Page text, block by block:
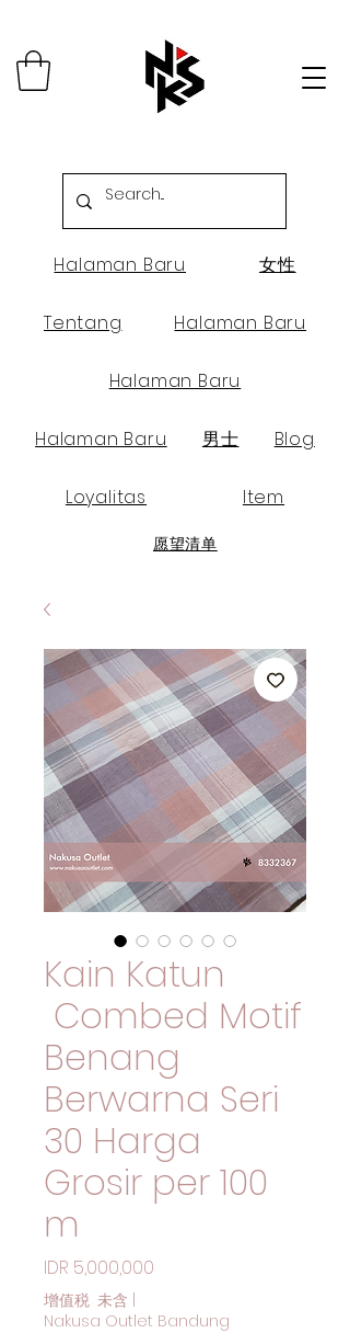
Halaman Baru 女性
Tentang Halaman Baru
Halaman Baru
Halaman Baru 男士 Blog
Loyalitas Item
愿望清单
Kain Katun
Combed Motif
Benang
Berwarna Seri
30 Harga
Grosir per 100
m
IDR 5,000,000
增值税 未含
Nakusa Outlet Bandung